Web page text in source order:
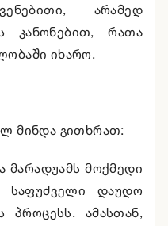
არამედ
კანონებით, რათა
იხარო.
მინდა გითხრათ:
მარადჟამს მოქმედი
საფუძველი დაუდო
პროცესს. ამასთან,